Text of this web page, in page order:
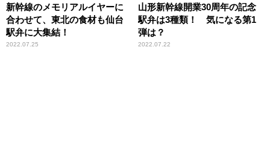
新幹線のメモリアルイヤーに
合わせて、東北の食材も仙台
駅弁に大集結！
2022.07.25
山形新幹線開業30周年の記念
駅弁は3種類！ 気になる第1
弾は？
2022.07.22